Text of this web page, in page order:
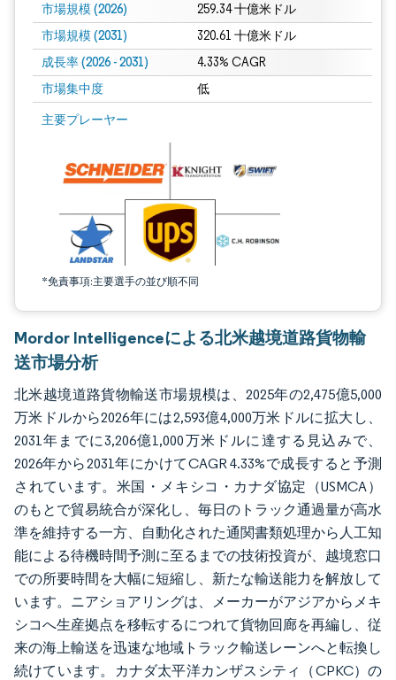
市場規模 (2026) 259.34 十億米ドル
市場規模 (2031) 320.61 十億米ドル
成長率 (2026 - 2031) 4.33% CAGR
市場集中度 低
主要プレーヤー
*免責事項:主要選手の並び順不同
画像 © Mordor Intelligence。再利用にはCC BY 4.0の表示が必要です。
Mordor Intelligenceによる北米越境道路貨物輸
送市場分析
北米越境道路貨物輸送市場規模は、2025年の2,475億5,000
万米ドルから2026年には2,593億4,000万米ドルに拡大し、
2031年までに3,206億1,000万米ドルに達する見込みで、
2026年から2031年にかけてCAGR 4.33%で成長すると予測
されています。米国・メキシコ・カナダ協定（USMCA）
のもとで貿易統合が深化し、毎日のトラック通過量が高水
準を維持する一方、自動化された通関書類処理から人工知
能による待機時間予測に至るまでの技術投資が、越境窓口
での所要時間を大幅に短縮し、新たな輸送能力を解放して
います。ニアショアリングは、メーカーがアジアからメキ
シコへ生産拠点を移転するにつれて貨物回廊を再編し、従
来の海上輸送を迅速な地域トラック輸送レーンへと転換し
続けています。カナダ太平洋カンザスシティ（CPKC）の